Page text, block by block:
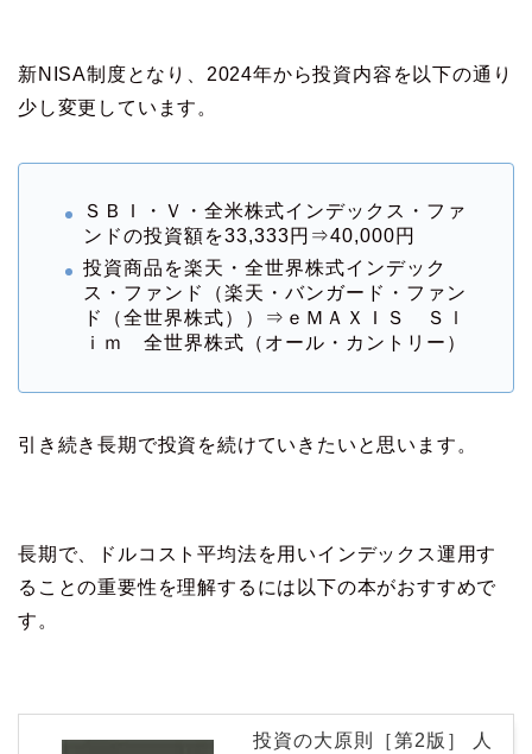
新NISA制度となり、2024年から投資内容を以下の通り
少し変更しています。
ＳＢＩ・Ｖ・全米株式インデックス・ファ
ンドの投資額を33,333円⇒40,000円
投資商品を楽天・全世界株式インデック
ス・ファンド（楽天・バンガード・ファン
ド（全世界株式））⇒ｅＭＡＸＩＳ Ｓｌ
ｉｍ 全世界株式（オール・カントリー）
引き続き長期で投資を続けていきたいと思います。
長期で、ドルコスト平均法を用いインデックス運用す
ることの重要性を理解するには以下の本がおすすめで
す。
投資の大原則［第2版］ 人